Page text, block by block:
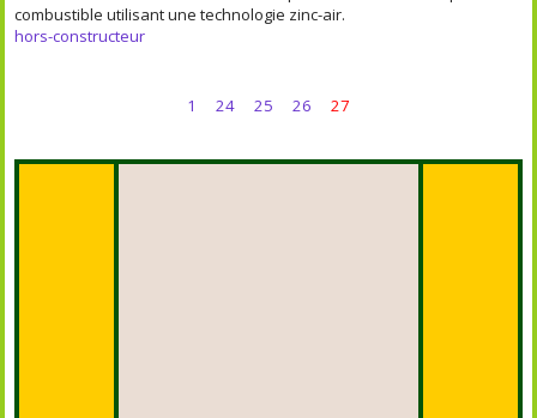
combustible utilisant une technologie zinc-air.
hors-constructeur
1 24 25 26 27